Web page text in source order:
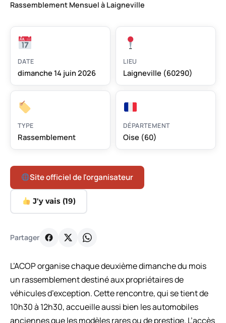
Rassemblement Mensuel à Laigneville
DATE
dimanche 14 juin 2026
LIEU
Laigneville (60290)
TYPE
Rassemblement
DÉPARTEMENT
Oise (60)
Site officiel de l'organisateur
J'y vais (19)
Partager
L’ACOP organise chaque deuxième dimanche du mois
un rassemblement destiné aux propriétaires de
véhicules d’exception. Cette rencontre, qui se tient de
10h30 à 12h30, accueille aussi bien les automobiles
anciennes que les modèles rares ou de prestige. L’accès